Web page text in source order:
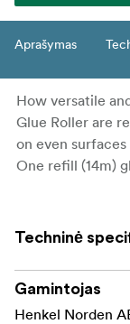
Aprašymas
How versatile
Glue Roller are
on even
One refill (14m)
Techninė
Gamintojas
Henkel Norden